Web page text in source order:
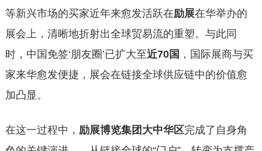
等新兴市场的买家近年来愈发活跃在励展在华举办的
展会上，清晰地折射出全球贸易流的重塑。与此同
时，中国免签‘朋友圈’已扩大至近70国 ，国际展商与买
家来华愈发便捷，展会在链接全球供应链中的价值愈
加凸显。
在这一过程中， 励展博览集团大中华区完成了自身角